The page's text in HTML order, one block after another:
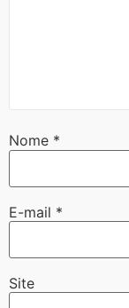
Nome *
E-mail *
Site